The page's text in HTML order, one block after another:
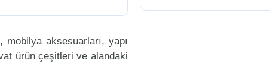
aksesuarları, yapı
ürün çeşitleri ve alandaki